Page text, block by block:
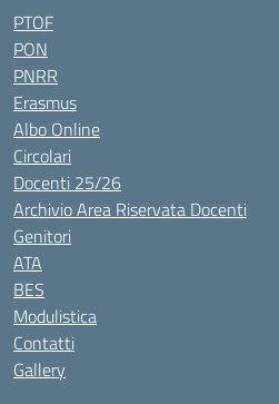
PTOF
PON
PNRR
Erasmus
Albo Online
Circolari
Docenti 25/26
Archivio Area Riservata Docenti
Genitori
ATA
BES
Modulistica
Contatti
Gallery